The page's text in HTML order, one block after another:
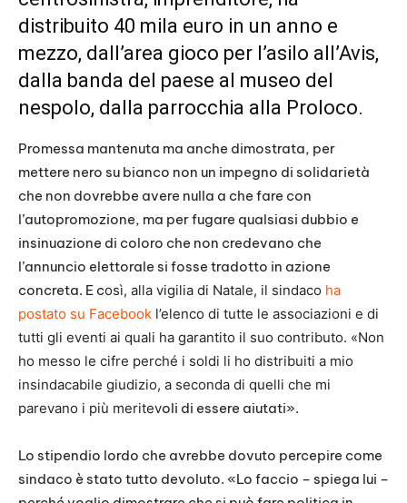
distribuito 40 mila euro in un anno e
mezzo, dall’area gioco per l’asilo all’Avis,
dalla banda del paese al museo del
nespolo, dalla parrocchia alla Proloco.
Promessa mantenuta ma anche dimostrata, per
mettere nero su bianco non un impegno di solidarietà
che non dovrebbe avere nulla a che fare con
l’autopromozione, ma per fugare qualsiasi dubbio e
insinuazione di coloro che non credevano che
l’annuncio elettorale si fosse tradotto in azione
concreta. E così, alla vigilia di Natale, il sindaco ha
postato su Facebook l’elenco di tutte le associazioni e di
tutti gli eventi ai quali ha garantito il suo contributo. «Non
ho messo le cifre perché i soldi li ho distribuiti a mio
insindacabile giudizio, a seconda di quelli che mi
parevano i più meritevoli di essere aiutati».
Lo stipendio lordo che avrebbe dovuto percepire come
sindaco è stato tutto devoluto. «Lo faccio – spiega lui –